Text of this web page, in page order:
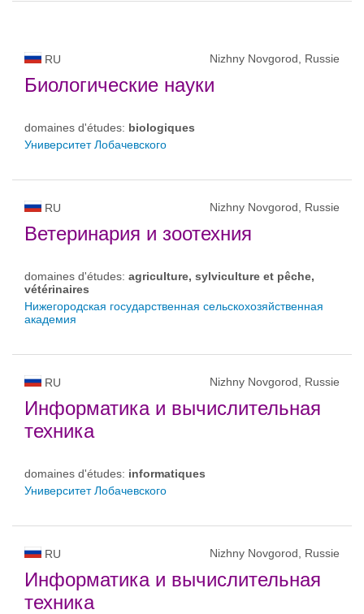
RU Nizhny Novgorod, Russie
Биологические науки
domaines d'études: biologiques
Университет Лобачевского
RU Nizhny Novgorod, Russie
Ветеринария и зоотехния
domaines d'études: agriculture, sylviculture et pêche,
vétérinaires
Нижегородская государственная сельскохозяйственная
академия
RU Nizhny Novgorod, Russie
Информатика и вычислительная
техника
domaines d'études: informatiques
Университет Лобачевского
RU Nizhny Novgorod, Russie
Информатика и вычислительная
техника